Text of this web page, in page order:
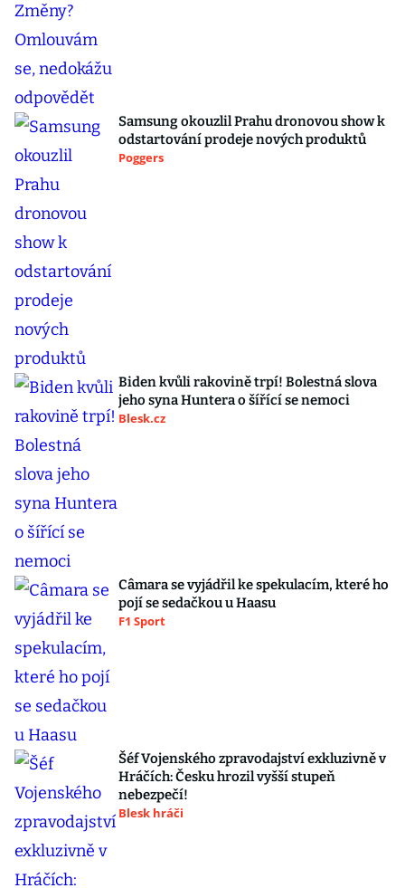
Samsung okouzlil Prahu dronovou show k
odstartování prodeje nových produktů
Poggers
Biden kvůli rakovině trpí! Bolestná slova
jeho syna Huntera o šířící se nemoci
Blesk.cz
Câmara se vyjádřil ke spekulacím, které ho
pojí se sedačkou u Haasu
F1 Sport
Šéf Vojenského zpravodajství exkluzivně v
Hráčích: Česku hrozil vyšší stupeň
nebezpečí!
Blesk hráči